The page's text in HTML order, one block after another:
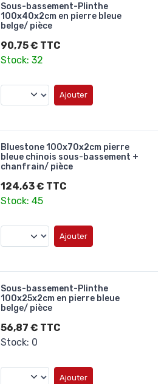
Sous-bassement-Plinthe
100x40x2cm en pierre bleue
belge/ pièce
90,75 € TTC
Stock: 32
Ajouter
Bluestone 100x70x2cm pierre
bleue chinois sous-bassement +
chanfrain/ pièce
124,63 € TTC
Stock: 45
Ajouter
Sous-bassement-Plinthe
100x25x2cm en pierre bleue
belge/ pièce
56,87 € TTC
Stock: 0
Ajouter